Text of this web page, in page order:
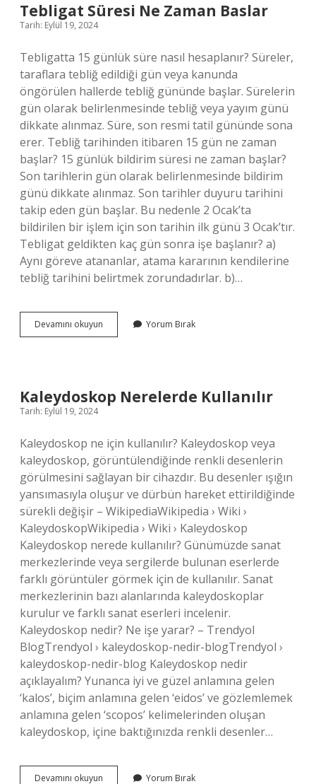
Tebligat Süresi Ne Zaman Baslar
Tarih: Eylül 19, 2024
Tebligatta 15 günlük süre nasıl hesaplanır? Süreler,
taraflara tebliğ edildiği gün veya kanunda
öngörülen hallerde tebliğ gününde başlar. Sürelerin
gün olarak belirlenmesinde tebliğ veya yayım günü
dikkate alınmaz. Süre, son resmi tatil gününde sona
erer. Tebliğ tarihinden itibaren 15 gün ne zaman
başlar? 15 günlük bildirim süresi ne zaman başlar?
Son tarihlerin gün olarak belirlenmesinde bildirim
günü dikkate alınmaz. Son tarihler duyuru tarihini
takip eden gün başlar. Bu nedenle 2 Ocak’ta
bildirilen bir işlem için son tarihin ilk günü 3 Ocak’tır.
Tebligat geldikten kaç gün sonra işe başlanır? a)
Aynı göreve atananlar, atama kararının kendilerine
tebliğ tarihini belirtmek zorundadırlar. b)…
Devamını okuyun Tebligat
Süresi
Yorum Bırak
Kaleydoskop Nerelerde Kullanılır
Tarih: Eylül 19, 2024
Kaleydoskop ne için kullanılır? Kaleydoskop veya
kaleydoskop, görüntülendiğinde renkli desenlerin
görülmesini sağlayan bir cihazdır. Bu desenler ışığın
yansımasıyla oluşur ve dürbün hareket ettirildiğinde
sürekli değişir – WikipediaWikipedia › Wiki ›
KaleydoskopWikipedia › Wiki › Kaleydoskop
Kaleydoskop nerede kullanılır? Günümüzde sanat
merkezlerinde veya sergilerde bulunan eserlerde
farklı görüntüler görmek için de kullanılır. Sanat
merkezlerinin bazı alanlarında kaleydoskoplar
kurulur ve farklı sanat eserleri incelenir.
Kaleydoskop nedir? Ne işe yarar? – Trendyol
BlogTrendyol › kaleydoskop-nedir-blogTrendyol ›
kaleydoskop-nedir-blog Kaleydoskop nedir
açıklayalım? Yunanca iyi ve güzel anlamına gelen
‘kalos’, biçim anlamına gelen ‘eidos’ ve gözlemlemek
anlamına gelen ‘scopos’ kelimelerinden oluşan
kaleydoskop, içine baktığınızda renkli desenler…
Devamını okuyun KaleydoskopYorum Bırak